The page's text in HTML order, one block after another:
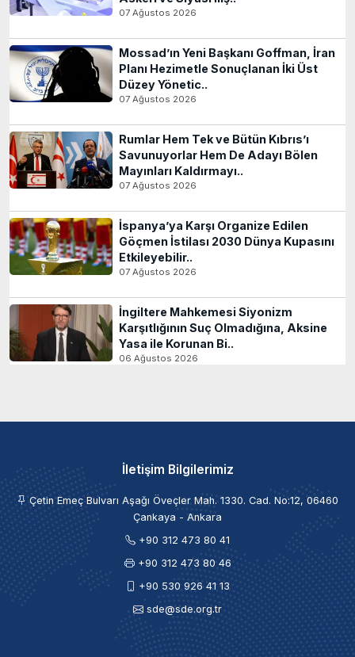
07 Ağustos 2026
Mossad’ın Yeni Başkanı Goffman, İran
Planı Hezimetle Sonuçlanan İki Üst
Düzey Yönetic..
07 Ağustos 2026
Rumlar Hem Tek ve Bütün Kıbrıs’ı
Savunuyorlar Hem De Adayı Bölen
Mayınları Kaldırmayı..
07 Ağustos 2026
İspanya’ya Karşı Organize Edilen
Göçmen İstilası 2030 Dünya Kupasını
Etkileyebilir..
07 Ağustos 2026
İngiltere Mahkemesi Siyonizm
Karşıtlığının Suç Olmadığına, Aksine
Yasa ile Korunan Bi..
06 Ağustos 2026
İletişim Bilgilerimiz
Çetin Emeç Bulvarı Aşağı Öveçler Mah. 1330. Cad. No:12, 06460
Çankaya - Ankara
+90 312 473 80 41
+90 312 473 80 46
+90 530 926 41 13
sde@sde.org.tr